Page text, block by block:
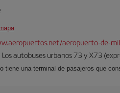
aeropuerto-de-
Los autobuses urbanos 73 y X73
tiene una terminal de pasajeros que